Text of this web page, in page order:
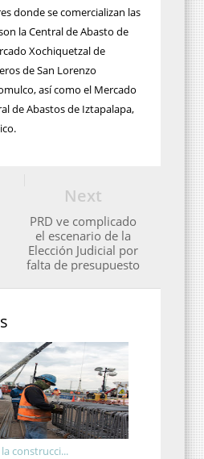
donde se comercializan las
la Central de Abasto de
Xochiquetzal de
de San Lorenzo
así como el Mercado
de Abastos de Iztapalapa,
Next
PRD ve complicado
el escenario de la
Elección Judicial por
falta de presupuesto
construcci...